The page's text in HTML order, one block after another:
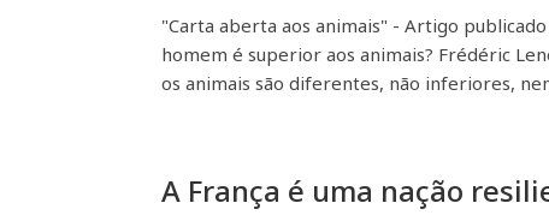
"Carta aberta aos animais" - Artigo
homem é superior aos animais? Frédéric
os animais são diferentes, não inferiores,
A França é uma nação